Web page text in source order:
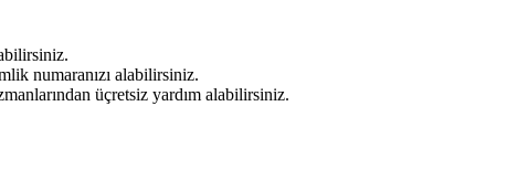
numaranızı alabilirsiniz.
üçretsiz yardım alabilirsiniz.